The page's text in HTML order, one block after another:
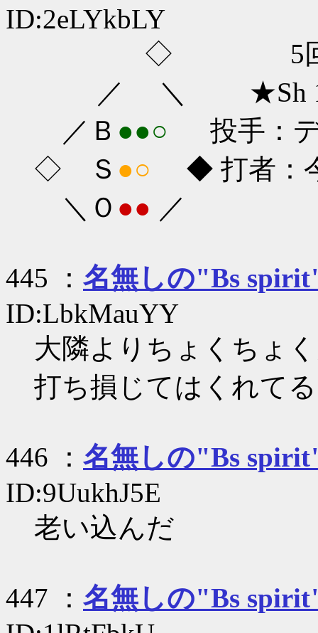
ID:2eLYkbLY
◇ 5回
／ ＼ ★Sh
／Ｂ ●●○ 投手：デ
◇ Ｓ ●○ ◆ 打者：今
＼Ｏ ●● ／
445 ： 名無しの"Bs
ID:LbkMauYY
大隣よりちょくちょ
打ち損じてはくれて
446 ： 名無しの"Bs
ID:9UukhJ5E
老い込んだ
447 ： 名無しの"Bs